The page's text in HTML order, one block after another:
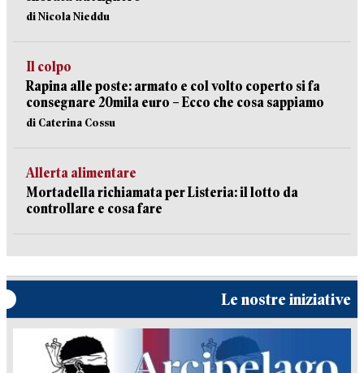
di Nicola Nieddu
Il colpo
Rapina alle poste: armato e col volto coperto si fa
consegnare 20mila euro – Ecco che cosa sappiamo
di Caterina Cossu
Allerta alimentare
Mortadella richiamata per Listeria: il lotto da
controllare e cosa fare
Le nostre iniziative